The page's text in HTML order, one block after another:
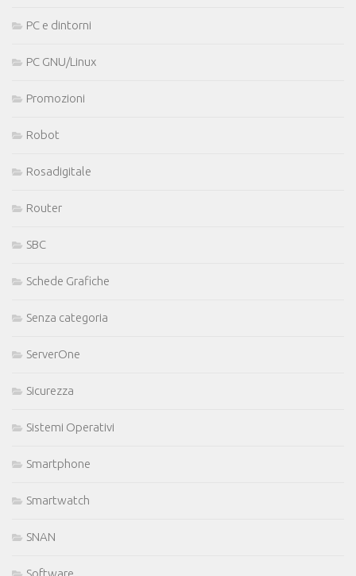
PC e dintorni
PC GNU/Linux
Promozioni
Robot
Rosadigitale
Router
SBC
Schede Grafiche
Senza categoria
ServerOne
Sicurezza
Sistemi Operativi
Smartphone
Smartwatch
SNAN
Software